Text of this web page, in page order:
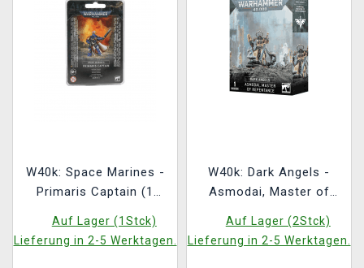
W40k: Space Marines -
Primaris Captain (1
Auf Lager (1Stck)
Lieferung in 2-5 Werktagen.
W40k: Dark Angels -
Asmodai, Master of
Auf Lager (2Stck)
Lieferung in 2-5 Werktagen.